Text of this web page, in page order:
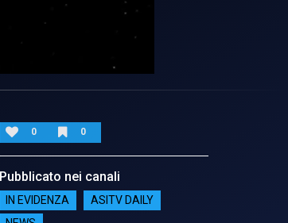
0 0
Pubblicato nei canali
IN EVIDENZA
ASITV DAILY